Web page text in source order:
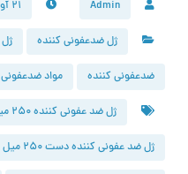
Admin ۲۱ آوریل, ۲۰۲۲
ژل ضدعفونی کننده
ضدعفونی کننده مواد
ژل ضد عفونی کننده ۲۵۰ میل
ژل ضد عفونی کننده دست ۲۵۰ میل